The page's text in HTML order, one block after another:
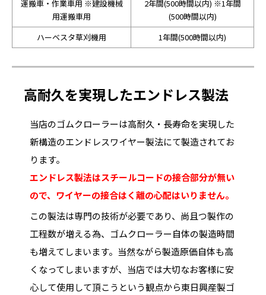
運搬車・作業車用 ※建設機械
用運搬車用
2年間(500時間以内) ※1年間
(500時間以内)
ハーベスタ草刈機用
1年間(500時間以内)
高耐久を実現したエンドレス製法
当店のゴムクローラーは高耐久・長寿命を実現した
新構造のエンドレスワイヤー製法にて製造されてお
ります。
エンドレス製法はスチールコードの接合部分が無い
ので、ワイヤーの接合はく離の心配はいりません。
この製法は専門の技術が必要であり、尚且つ製作の
工程数が増える為、ゴムクローラー自体の製造時間
も増えてしまいます。当然ながら製造原価自体も高
くなってしまいますが、当店では大切なお客様に安
心して使用して頂こうという観点から東日興産製ゴ